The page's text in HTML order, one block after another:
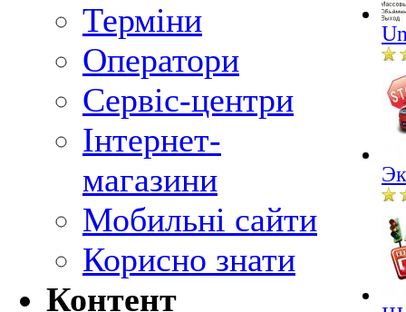
Терміни
Оператори
Сервіс-центри
Інтернет-
магазини
Мобильні сайти
Корисно знати
Контент